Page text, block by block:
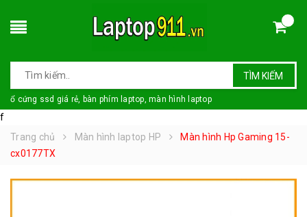
TÌM KIẾM
ổ cứng ssd giá rẻ, bàn phím laptop, màn hình laptop
f
Trang chủ
Màn hình laptop HP
Màn hình Hp Gaming 15-
cx0177TX